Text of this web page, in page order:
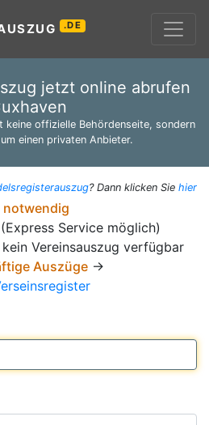
.DE
jetzt online abrufen
keine offizielle Behördenseite, sondern
einen privaten Anbieter.
? Dann klicken Sie hier
notwendig
Service möglich)
Vereinsauszug verfügbar
Auszüge →